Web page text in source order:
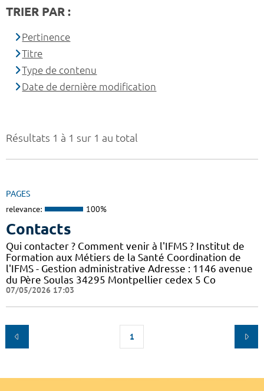
Résultats 1 à 1 sur 1 au total
PAGES
relevance: 100%
Contacts
Qui contacter ? Comment venir à l'IFMS ? Institut de
Formation aux Métiers de la Santé Coordination de
l'IFMS - Gestion administrative Adresse : 1146 avenue
du Père Soulas 34295 Montpellier cedex 5 Co
07/05/2026 17:03
1
TRIER PAR :
Pertinence
Titre
Type de contenu
Date de dernière modification